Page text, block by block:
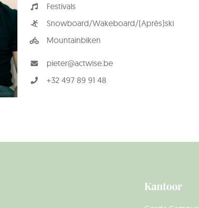
Festivals
Snowboard/Wakeboard/(Après)ski
Mountainbiken
pieter@actwise.be
+32 497 89 91 48
Kantoor